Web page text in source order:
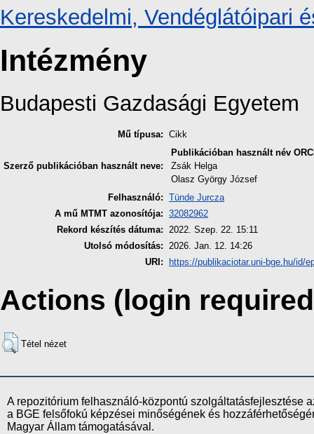
Kereskedelmi, Vendéglátóipari
Intézmény
Budapesti Gazdasági Egyetem
Mű típusa: Cikk
Szerző publikációban használt neve:
Publikációban használt név
Zsák Helga
Olasz György József
Felhasználó: Tünde Jurcza
A mű MTMT azonosítója: 32082962
Rekord készítés dátuma: 2022. Szep. 22. 15:11
Utolsó módosítás: 2026. Jan. 12. 14:26
URI:
https://publikaciotar.uni-bge.hu/id/
Actions (login
Tétel nézet
A repozitórium felhasználó-központú szolgáltatásfejlesztése
a BGE felsőfokú képzései minőségének és
Magyar Állam támogatásával.